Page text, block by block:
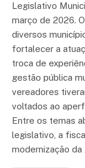
Legislativo
março de 2026.
diversos
fortalecer a
troca de
gestão pública
vereadores
voltados ao
Entre os temas
legislativo, a
modernização